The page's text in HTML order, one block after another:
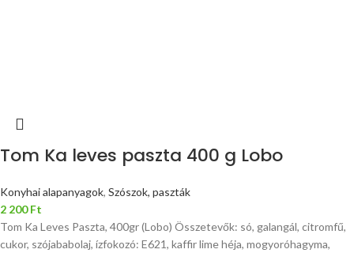
Tom Ka leves paszta 400 g Lobo
Konyhai alapanyagok, Szószok, paszták
2 200Ft
Tom Ka Leves Paszta, 400gr (Lobo) Összetevők: só, galangál, citromfű,
cukor, szójababolaj, ízfokozó: E621, kaffir lime héja, mogyoróhagyma,